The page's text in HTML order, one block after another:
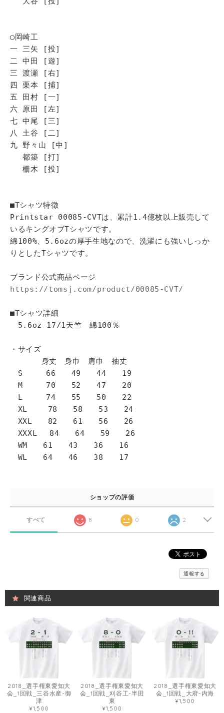
◯岡崎工
一 三矢 [投]
二 中田 [遊]
三 渡瀬 [右]
四 栗本 [捕]
五 田村 [一]
六 原田 [左]
七 中尾 [三]
八 土谷 [二]
九 野々山 [中]
都築 [打]
柵木 [投]
■Tシャツ特徴
Printstar 00085-CVTは、累計1.4億枚以上販売して
いるキングオブTシャツです。
綿100%、5.6ozの厚手生地なので、洗濯にも強いしっか
りとしたTシャツです。
ブランド公式商品ページ
https://tomsj.com/product/00085-CVT/
■Tシャツ詳細
5.6oz 17/1天竺 綿100％
・サイズ
身丈 身巾 肩巾 袖丈
S 66 49 44 19
M 70 52 47 20
L 74 55 50 22
XL 78 58 53 24
XXL 82 61 56 26
XXXL 84 64 59 26
WM 61 43 36 16
WL 64 46 38 17
ショップの評価
すべて 8 0 2
通報する
関連商品
2018_選手権東愛知大
会_1回戦_三谷水産-御
津
¥1,500
2018_選手権東愛知大
会_1回戦_刈谷工-半田
東
¥1,500
2018_選手権東愛知大
会_1回戦_大府-内海
¥1,500